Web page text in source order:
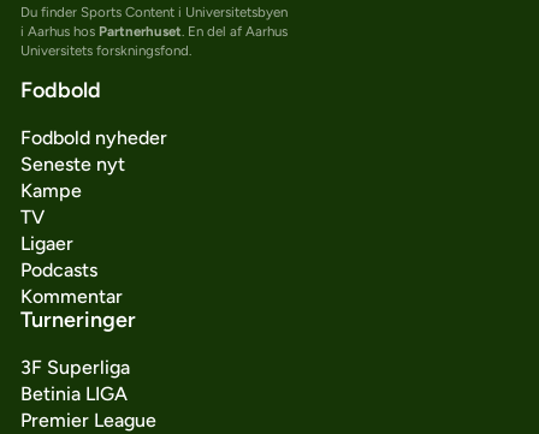
Du finder Sports Content i Universitetsbyen
i Aarhus hos Partnerhuset. En del af Aarhus
Universitets forskningsfond.
Fodbold
Fodbold nyheder
Seneste nyt
Kampe
TV
Ligaer
Podcasts
Kommentar
Turneringer
3F Superliga
Betinia LIGA
Premier League